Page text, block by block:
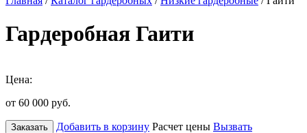
Гардеробная Гаити
Цена:
от 60 000 руб.
Заказать Добавить в корзину Расчет цены Вызвать